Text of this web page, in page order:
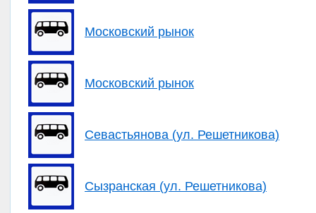
Московский рынок
Московский рынок
Севастьянова (ул. Решетникова)
Сызранская (ул. Решетникова)